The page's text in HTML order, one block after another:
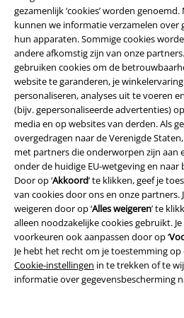
gezamenlijk ‘cookies’ worden
kunnen we informatie verzamelen over
hun apparaten. Sommige cookies
andere afkomstig zijn van onze
gebruiken cookies om de
website te garanderen, je
personaliseren, analyses uit te voeren
(bijv. gepersonaliseerde advertenties)
media en op websites van derden. Als
overgedragen naar de Verenigde
met partners die onderworpen zijn aan
onder de huidige EU-wetgeving en
Door op ‘Akkoord’ te klikken, geef je
van cookies door ons en onze
weigeren door op ‘Alles weigeren’ te
alleen noodzakelijke cookies gebruikt.
voorkeuren ook aanpassen door op ‘
Je hebt het recht om je toestemming
Cookie-instellingen in te trekken of te
informatie over gegevensbescherming
Hoe combineer je zwarte laarzen?
Zwarte laarzen voor vrouwen en
gemakkelijk te combineren. Want: de
geen holle frase, maar eerder een feit.
geven aan de klassieke combinatie van
veel vrouwen van de gelegenheid
met behulp van laarzen en zomerjurken,
In dit verband blijkt telkens weer hoe
kunnen zijn - als ze de bijpassende
Waar koop je zwarte laarzen?
In de Large Online Shop vind je veel
vetersluiting in verschillende maten, in
tegen een eerlijke prijs. Het is ook de
uitverkoop sectie te kijken. Ook daar
gelegenheid om zelf te zien hoe